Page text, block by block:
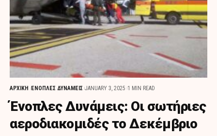
ΑΡΧΙΚΗ ΕΝΟΠΛΕΣ ΔΥΝΑΜΕΙΣ JANUARY 3, 2025 1 MIN READ
Ένοπλες Δυνάμεις: Οι σωτήριες
αεροδιακομιδές το Δεκέμβριο